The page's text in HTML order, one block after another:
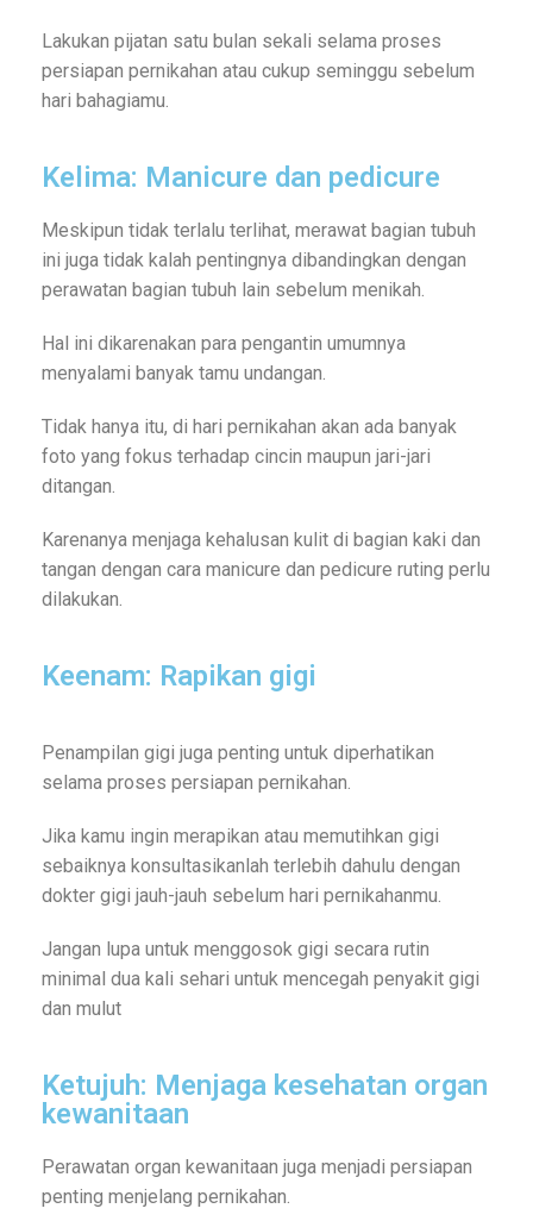
Lakukan pijatan satu bulan sekali selama proses
persiapan pernikahan atau cukup seminggu sebelum
hari bahagiamu.
Kelima: Manicure dan pedicure
Meskipun tidak terlalu terlihat, merawat bagian tubuh
ini juga tidak kalah pentingnya dibandingkan dengan
perawatan bagian tubuh lain sebelum menikah.
Hal ini dikarenakan para pengantin umumnya
menyalami banyak tamu undangan.
Tidak hanya itu, di hari pernikahan akan ada banyak
foto yang fokus terhadap cincin maupun jari-jari
ditangan.
Karenanya menjaga kehalusan kulit di bagian kaki dan
tangan dengan cara manicure dan pedicure ruting perlu
dilakukan.
Keenam: Rapikan gigi
Penampilan gigi juga penting untuk diperhatikan
selama proses persiapan pernikahan.
Jika kamu ingin merapikan atau memutihkan gigi
sebaiknya konsultasikanlah terlebih dahulu dengan
dokter gigi jauh-jauh sebelum hari pernikahanmu.
Jangan lupa untuk menggosok gigi secara rutin
minimal dua kali sehari untuk mencegah penyakit gigi
dan mulut
Ketujuh: Menjaga kesehatan organ
kewanitaan
Perawatan organ kewanitaan juga menjadi persiapan
penting menjelang pernikahan.